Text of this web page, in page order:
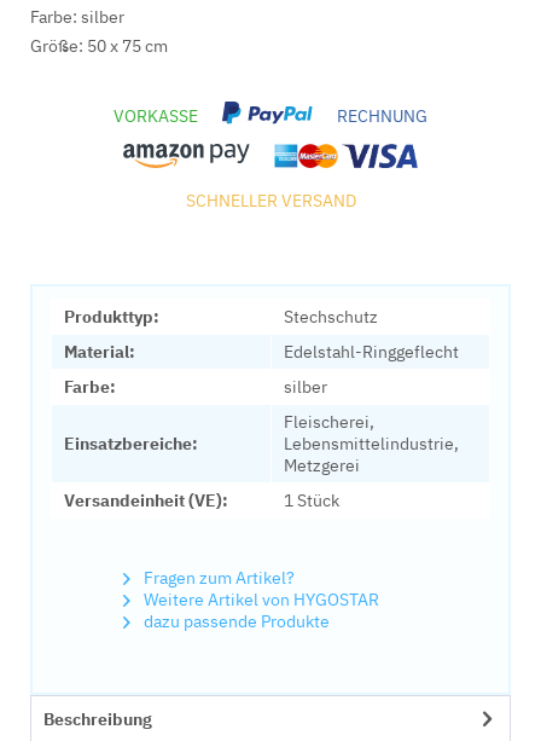
Farbe: silber
Größe: 50 x 75 cm
VORKASSE RECHNUNG
SCHNELLER VERSAND
Produkttyp:
Stechschutz
Material:
Edelstahl-Ringgeflecht
Farbe:
silber
Einsatzbereiche:
Fleischerei,
Lebensmittelindustrie,
Metzgerei
Versandeinheit (VE):
1 Stück
Fragen zum Artikel?
Weitere Artikel von HYGOSTAR
dazu passende Produkte
Beschreibung